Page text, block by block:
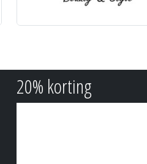
20% korting